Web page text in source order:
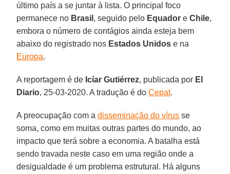
último país a se juntar à lista. O principal foco
permanece no Brasil , seguido pelo Equador eChile,
embora o número de contágios ainda esteja bem
abaixo do registrado nos Estados Unidos e na
Europa.
A reportagem é de Icíar Gutiérrez, publicada por El
Diario, 25-03-2020. A tradução é doCepat.
A preocupação com adisseminação do vírus se
soma, como em muitas outras partes do mundo, ao
impacto que terá sobre a economia. A batalha está
sendo travada neste caso em uma região onde a
desigualdade é um problema estrutural. Há alguns